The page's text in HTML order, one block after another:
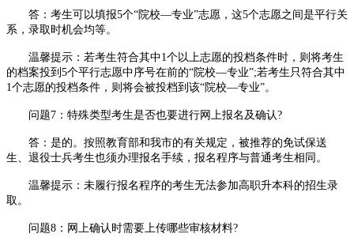
答：考生可以填报5个“院校—专业”志愿，这5个志愿之间是平行关
系，录取时机会均等。
温馨提示：若考生符合其中1个以上志愿的投档条件时，则将考生
的档案投到5个平行志愿中序号在前的“院校—专业”;若考生只符合其中
1个志愿的投档条件，则将会被投档到该“院校—专业”。
问题7：特殊类型考生是否也要进行网上报名及确认?
答：是的。按照教育部和我市的有关规定，被推荐的免试保送
生、退役士兵考生也须办理报名手续，报名程序与普通考生相同。
温馨提示：未履行报名程序的考生无法参加高职升本科的招生录
取。
问题8：网上确认时需要上传哪些审核材料?